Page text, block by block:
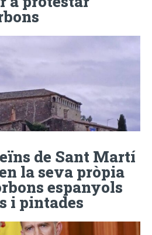
de Sant Martí
la seva pròpia
espanyols
i pintades